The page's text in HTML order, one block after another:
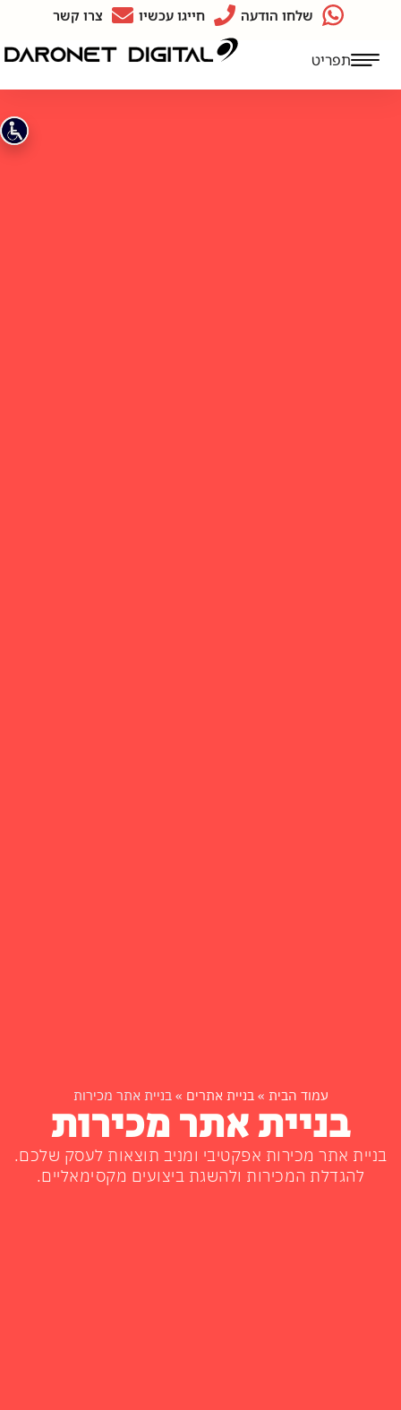
תפריט
שלחו הודעה חייגו עכשיו צרו קשר
עמוד הבית »בניית אתרים »בניית אתר מכירות
בניית אתר מכירות
בניית אתר מכירות אפקטיבי ומניב תוצאות לעסק שלכם.
להגדלת המכירות ולהשגת ביצועים מקסימאליים.